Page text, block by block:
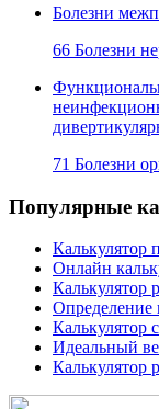
Болезни
66 Болезни
71 Болезни
Популярные
Калькулятор
Онлайн
Калькулятор
Определение
Калькулятор
Идеальный
Калькулятор